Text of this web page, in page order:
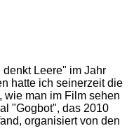
Leere" im Jahr
hatte ich seinerzeit die
wie man im Film sehen
"Gogbot", das 2010
organisiert von den